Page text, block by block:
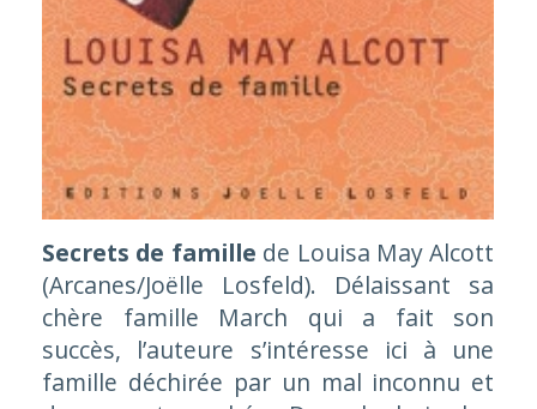
Secrets de famille de Louisa May Alcott
(Arcanes/Joëlle Losfeld). Délaissant sa
chère famille March qui a fait son
succès, l’auteure s’intéresse ici à une
famille déchirée par un mal inconnu et